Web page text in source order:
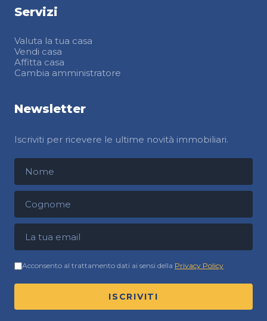
Servizi
Valuta la tua casa
Vendi casa
Affitta casa
Cambia amministratore
Newsletter
Iscriviti per ricevere le ultime novità immobiliari.
Nome
Cognome
Indirizzo email
Acconsento al trattamento dati ai sensi della Privacy Policy
ISCRIVITI